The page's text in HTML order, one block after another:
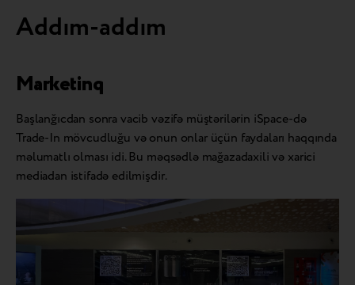
Addım-addım
Marketinq
Başlanğıcdan sonra vacib vəzifə müştərilərin iSpace-də
Trade-In mövcudluğu və onun onlar üçün faydaları haqqında
məlumatlı olması idi. Bu məqsədlə mağazadaxili və xarici
mediadan istifadə edilmişdir.